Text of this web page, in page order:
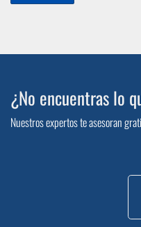
¿No encuentras lo
Nuestros expertos te asesoran